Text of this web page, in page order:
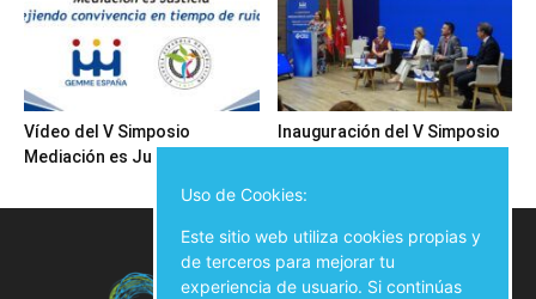
Vídeo del V Simposio
Mediación es Justicia
Inauguración del V Simposio
Uso de Cookies:
Este sitio web utiliza cookies propias y
de terceros para mejorar tu
experiencia de usuario. Si continúas